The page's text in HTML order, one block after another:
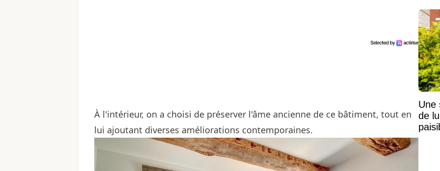
À l'intérieur, on a choisi de préserver l'âme ancienne de ce bâtiment, tout en
lui ajoutant diverses améliorations contemporaines.
Une
de